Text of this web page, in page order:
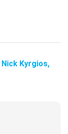
Nick Kyrgios,